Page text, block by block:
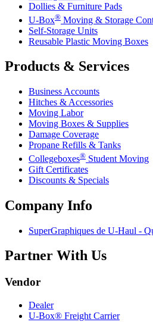
Dollies & Furniture Pads
U-Box® Moving & Storage
Self-Storage Units
Reusable Plastic Moving Boxes
Products & Services
Business Accounts
Hitches & Accessories
Moving Labor
Moving Boxes & Supplies
Damage Coverage
Propane Refills & Tanks
Collegeboxes® Student Moving
Gift Certificates
Discounts & Specials
Company Info
SuperGraphiques de U-Haul -
Partner With Us
Vendor
Dealer
U-Box® Freight Carrier